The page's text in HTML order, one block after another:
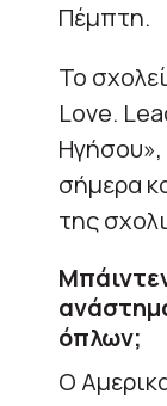
Πέμπτη.
Το
Love.
Ηγήσου»,
σήμερα
της
όπλων;
Ο